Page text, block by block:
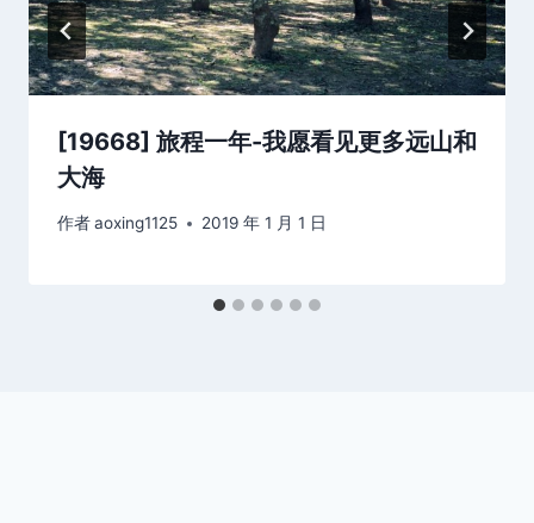
[19668] 旅程一年-我愿看见更多远山和
大海
作者aoxing1125 2019 年 1 月 1 日